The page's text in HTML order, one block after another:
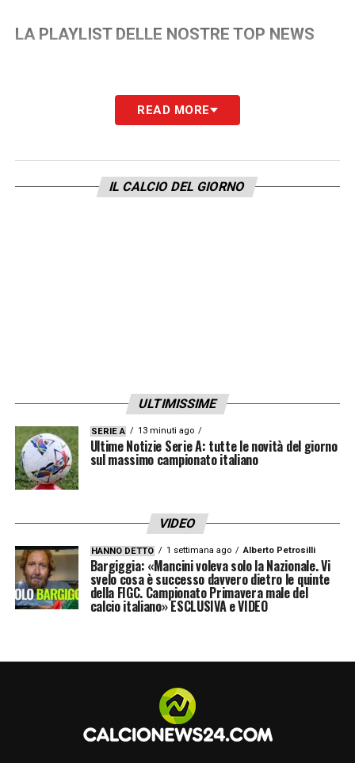
LA PLAYLIST DELLE NOSTRE TOP NEWS
READ MORE
IL CALCIO DEL GIORNO
ULTIMISSIME
SERIE A 13 minuti ago
Ultime Notizie Serie A: tutte le novità del giorno
sul massimo campionato italiano
VIDEO
HANNO DETTO 1 settimana ago Alberto Petrosilli
Bargiggia: «Mancini voleva solo la Nazionale. Vi
svelo cosa è successo davvero dietro le quinte
della FIGC. Campionato Primavera male del
calcio italiano» ESCLUSIVA e VIDEO